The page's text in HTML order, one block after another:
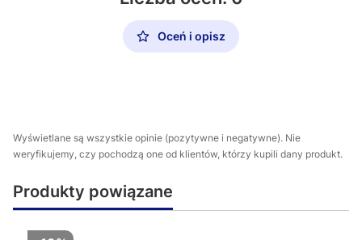
Oceń i opisz
Wyświetlane są wszystkie opinie (pozytywne i negatywne). Nie
weryfikujemy, czy pochodzą one od klientów, którzy kupili dany produkt.
Produkty powiązane